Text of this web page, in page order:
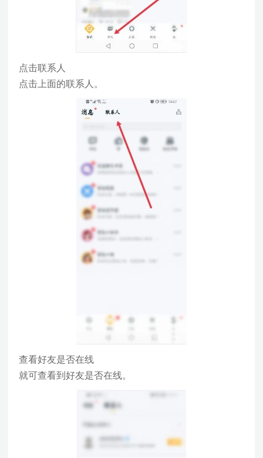
点击联系人
点击上面的联系人。
查看好友是否在线
就可查看到好友是否在线。